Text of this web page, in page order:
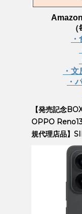
・
・
【発売記念
OPPO
規代理店品】